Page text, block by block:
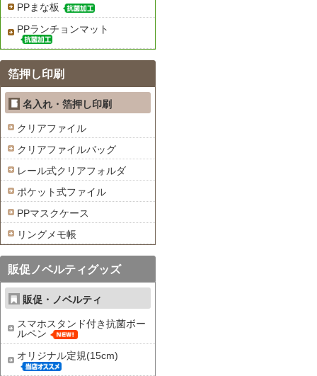
PPまな板
PPランチョンマット
箔押し印刷
名入れ・箔押し印刷
クリアファイル
クリアファイルバッグ
レール式クリアフォルダ
ポケット式ファイル
PPマスクケース
リングメモ帳
販促ノベルティグッズ
販促・ノベルティ
スマホスタンド付き抗菌ボー
ルペン
オリジナル定規(15cm)